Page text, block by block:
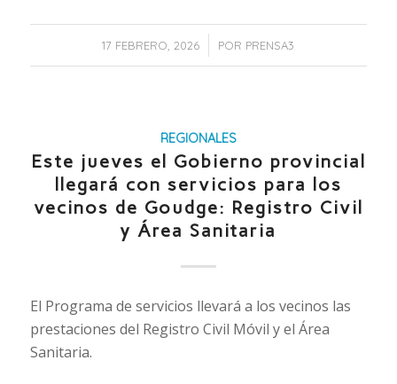
17 FEBRERO, 2026
/ POR PRENSA3
REGIONALES
Este jueves el Gobierno provincial
llegará con servicios para los
vecinos de Goudge: Registro Civil
y Área Sanitaria
El Programa de servicios llevará a los vecinos las
prestaciones del Registro Civil Móvil y el Área
Sanitaria.